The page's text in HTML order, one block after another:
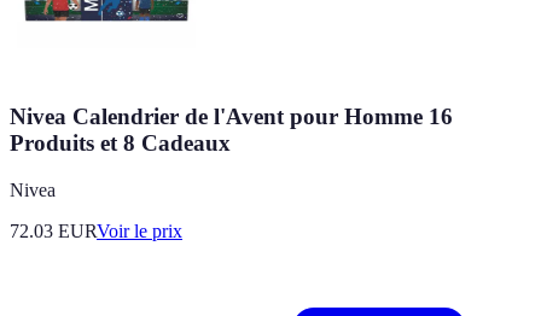
Nivea Calendrier de l'Avent pour Homme 16
Produits et 8 Cadeaux
Nivea
72.03 EURVoir le prix